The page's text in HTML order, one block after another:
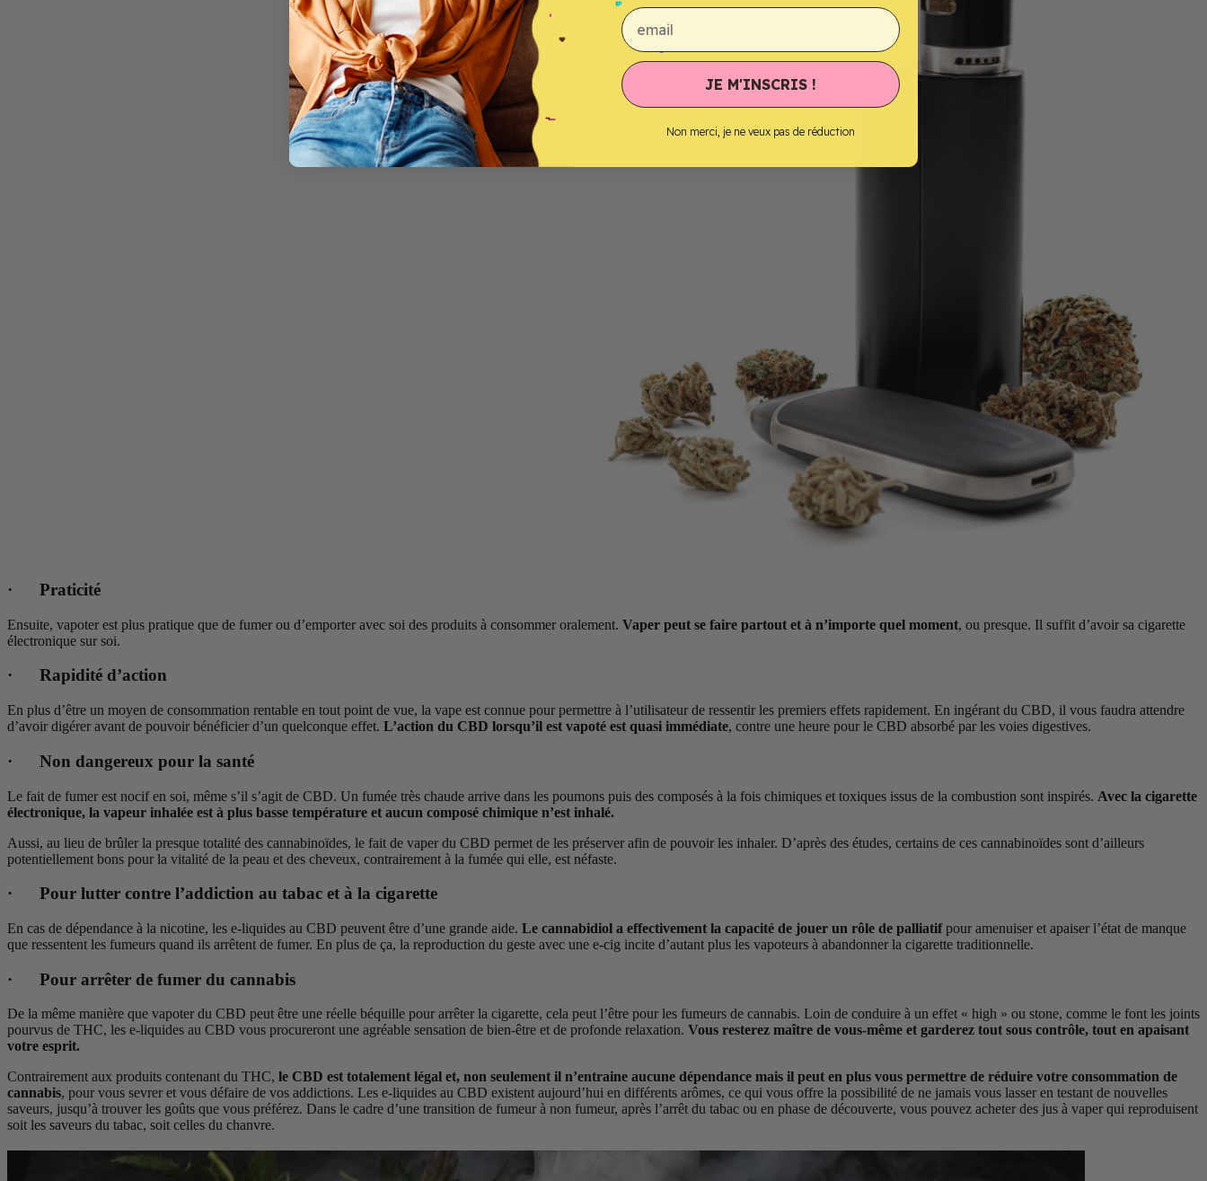
· Praticité
Ensuite, vapoter est plus pratique que de fumer ou d’emporter avec soi des produits à consommer oralement. Vaper peut se faire partout et à n’importe quel moment, ou presque. Il suffit d’avoir sa cigarette
électronique sur soi.
· Rapidité d’action
En plus d’être un moyen de consommation rentable en tout point de vue, la vape est connue pour permettre à l’utilisateur de ressentir les premiers effets rapidement. En ingérant du CBD, il vous faudra attendre
d’avoir digérer avant de pouvoir bénéficier d’un quelconque effet. L’action du CBD lorsqu’il est vapoté est quasi immédiate, contre une heure pour le CBD absorbé par les voies digestives.
· Non dangereux pour la santé
Le fait de fumer est nocif en soi, même s’il s’agit de CBD. Un fumée très chaude arrive dans les poumons puis des composés à la fois chimiques et toxiques issus de la combustion sont inspirés. Avec la cigarette
électronique, la vapeur inhalée est à plus basse température et aucun composé chimique n’est inhalé.
Aussi, au lieu de brûler la presque totalité des cannabinoïdes, le fait de vaper du CBD permet de les préserver afin de pouvoir les inhaler. D’après des études, certains de ces cannabinoïdes sont d’ailleurs
potentiellement bons pour la vitalité de la peau et des cheveux, contrairement à la fumée qui elle, est néfaste.
· Pour lutter contre l’addiction au tabac et à la cigarette
En cas de dépendance à la nicotine, les e-liquides au CBD peuvent être d’une grande aide. Le cannabidiol a effectivement la capacité de jouer un rôle de palliatifpour amenuiser et apaiser l’état de manque
que ressentent les fumeurs quand ils arrêtent de fumer. En plus de ça, la reproduction du geste avec une e-cig incite d’autant plus les vapoteurs à abandonner la cigarette traditionnelle.
· Pour arrêter de fumer du cannabis
De la même manière que vapoter du CBD peut être une réelle béquille pour arrêter la cigarette, cela peut l’être pour les fumeurs de cannabis. Loin de conduire à un effet « high » ou stone, comme le font les joints
pourvus de THC, les e-liquides au CBD vous procureront une agréable sensation de bien-être et de profonde relaxation. Vous resterez maître de vous-même et garderez tout sous contrôle, tout en apaisant
votre esprit.
Contrairement aux produits contenant du THC, le CBD est totalement légal et, non seulement il n’entraine aucune dépendance mais il peut en plus vous permettre de réduire votre consommation de
cannabis, pour vous sevrer et vous défaire de vos addictions. Les e-liquides au CBD existent aujourd’hui en différents arômes, ce qui vous offre la possibilité de ne jamais vous lasser en testant de nouvelles
saveurs, jusqu’à trouver les goûts que vous préférez. Dans le cadre d’une transition de fumeur à non fumeur, après l’arrêt du tabac ou en phase de découverte, vous pouvez acheter des jus à vaper qui reproduisent
soit les saveurs du tabac, soit celles du chanvre.
email
JE M'INSCRIS !
Non merci, je ne veux pas de réduction